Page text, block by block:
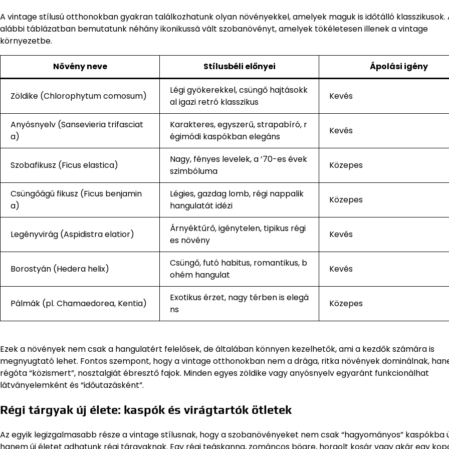
A vintage stílusú otthonokban gyakran találkozhatunk olyan növényekkel, amelyek maguk is időtálló klasszikusok.
alábbi táblázatban bemutatunk néhány ikonikussá vált szobanövényt, amelyek tökéletesen illenek a vintage
környezetbe.
Növény neve Stílusbéli előnyei Ápolási igény
Zöldike (Chlorophytum comosum)
Légi gyökerekkel, csüngő hajtásokk
al igazi retró klasszikus
Kevés
Anyósnyelv (Sansevieria trifasciat
a)
Karakteres, egyszerű, strapabíró, r
égimódi kaspókban elegáns
Kevés
Szobafikusz (Ficus elastica)
Nagy, fényes levelek, a ’70-es évek
szimbóluma
Közepes
Csüngőágú fikusz (Ficus benjamin
a)
Légies, gazdag lomb, régi nappalik
hangulatát idézi
Közepes
Legényvirág (Aspidistra elatior)
Árnyéktűrő, igénytelen, tipikus régi
es növény
Kevés
Borostyán (Hedera helix)
Csüngő, futó habitus, romantikus, b
ohém hangulat
Kevés
Pálmák (pl. Chamaedorea, Kentia)
Exotikus érzet, nagy térben is elegá
ns
Közepes
Ezek a növények nem csak a hangulatért felelősek, de általában könnyen kezelhetők, ami a kezdők számára is
megnyugtató lehet. Fontos szempont, hogy a vintage otthonokban nem a drága, ritka növények dominálnak,
régóta “közismert”, nosztalgiát ébresztő fajok. Minden egyes zöldike vagy anyósnyelv egyaránt funkcionálhat
látványelemként és “időutazásként”.
Régi tárgyak új élete: kaspók és virágtartók ötletek
Az egyik legizgalmasabb része a vintage stílusnak, hogy a szobanövényeket nem csak “hagyományos” kaspókba